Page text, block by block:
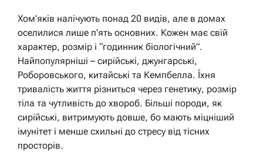
Хом’яків налічують понад 20 видів, але в домах
оселилися лише п’ять основних. Кожен має свій
характер, розмір і “годинник біологічний”.
Найпопулярніші – сирійські, джунгарські,
Роборовського, китайські та Кемпбелла. Їхня
тривалість життя різниться через генетику, розмір
тіла та чутливість до хвороб. Більші породи, як
сирійські, витримують довше, бо мають міцніший
імунітет і менше схильні до стресу від тісних
просторів.